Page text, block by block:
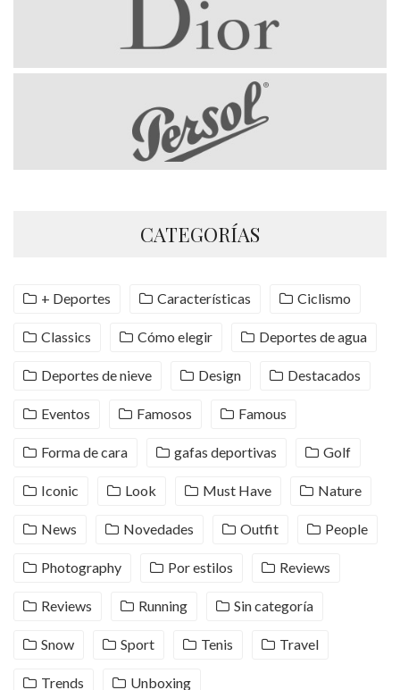
CATEGORÍAS
+ Deportes Características Ciclismo
Classics Cómo elegir Deportes de agua
Deportes de nieve Design Destacados
Eventos Famosos Famous
Forma de cara gafas deportivas Golf
Iconic Look Must Have Nature
News Novedades Outfit People
Photography Por estilos Reviews
Reviews Running Sin categoría
Snow Sport Tenis Travel
Trends Unboxing